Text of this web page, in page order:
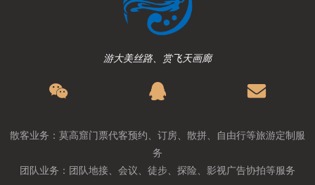
游大美丝路、赏飞天画廊
散客业务：莫高窟门票代客预约、订房、散拼、自由行等旅游定制服
务
团队业务：团队地接、会议、徒步、探险、影视广告协拍等服务